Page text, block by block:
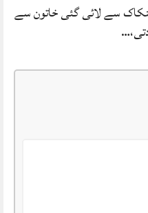
سے لائی گئی خاتون سے